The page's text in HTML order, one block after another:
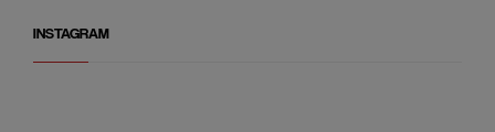
INSTAGRAM